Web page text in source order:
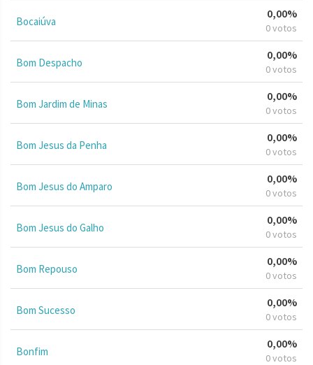
Bocaiúva
0,00%
0 votos
Bom Despacho
0,00%
0 votos
Bom Jardim de Minas
0,00%
0 votos
Bom Jesus da Penha
0,00%
0 votos
Bom Jesus do Amparo
0,00%
0 votos
Bom Jesus do Galho
0,00%
0 votos
Bom Repouso
0,00%
0 votos
Bom Sucesso
0,00%
0 votos
Bonfim
0,00%
0 votos